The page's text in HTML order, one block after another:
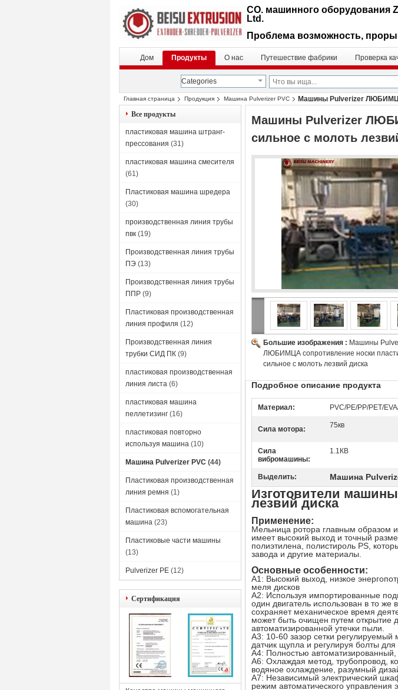
CO. машинного оборудования
Ltd.
Проблема возможность,
Дом Продукты О нас Путешествие фабрики Проверка
Categories
Главная страница Продукция Машина Pulverizer PVC
Машины Pulverizer ЛЮБИМЦА
Все продукты
пластиковая машина штранг-
прессования (31)
пластиковая машина смесителя
(61)
Пластиковая машина шредера
(30)
производственная линия трубы
пвк (19)
Производственная линия трубы
ПЭ (13)
Производственная линия трубы
ППР (9)
Пластиковая производственная
линия профиля (12)
Производственная линия
трубки СИД ПК (9)
пластиковая производственная
линия листа (6)
пластиковая машина
пеллетизинг (16)
пластиковая повторно
используя машина (10)
Машина Pulverizer PVC (44)
Пластиковая производственная
линия ремня (1)
Пластиковая вспомогательная
машина (23)
Пластиковые части машины
(13)
Pulverizer PE (12)
Сертификация
Машины Pulverizer
сильное с молоть
Большие изображения : Машины
ЛЮБИМЦА сопротивление носки
сильное с молоть лезвий диска
Подробное описание продукта
Материал: PVC/PE/PP/PET/
Сила мотора: 75кв
Сила
вибромашины:
1.1КВ
Выделить: Машина
Изготовители
лезвий диска
Применение:
Мельница ротора главным образом
имеет высокий выход и точный
полиэтилена, полистироль PS,
завода и другие материалы.
Основные особенности:
A1: Высокий выход, низкое
меля дисков
A2: Используя импортированные
один двигатель использован в то
сохраняет механическое время
может быть очищен путем открытие
автоматизированной утечки пыли.
A3: 10-60 зазор сетки регулируемый
датчик щупла и регулируя болты для
A4: Полностью автоматизированный,
A6: Охлаждая метод, трубопровод,
водяное охлаждение, разумный
A7: Независимый электрический
режим автоматического управления